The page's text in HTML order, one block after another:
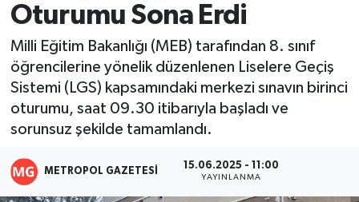
Oturumu Sona Erdi
Milli Eğitim Bakanlığı (MEB) tarafından 8. sınıf
öğrencilerine yönelik düzenlenen Liselere Geçiş
Sistemi (LGS) kapsamındaki merkezi sınavın birinci
oturumu, saat 09.30 itibarıyla başladı ve
sorunsuz şekilde tamamlandı.
METROPOL GAZETESI 15.06.2025 - 11:00
YAYINLANMA
Resmi İlanlar